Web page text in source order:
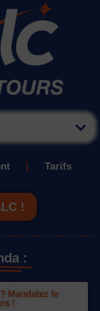
Tarifs
!
:
Mandatez le
!